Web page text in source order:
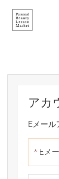
アカ
Eメー
Eメ